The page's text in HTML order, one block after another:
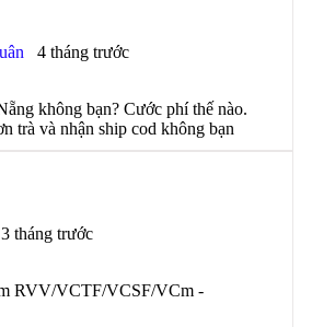
4 tháng trước
không bạn? Cước phí thế nào.
trà và nhận ship cod không bạn
3 tháng trước
RVV/VCTF/VCSF/VCm -